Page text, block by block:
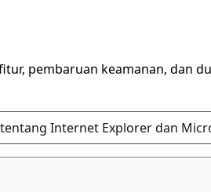
pembaruan keamanan, dan
Internet Explorer dan